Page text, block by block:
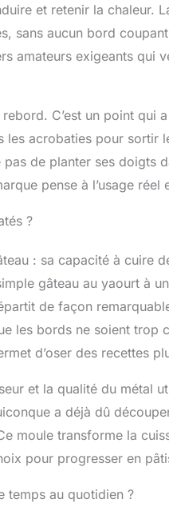
et retenir la chaleur.
sans aucun bord
amateurs exigeants qui
C’est un point
les acrobaties pour
de planter ses doigts
pense à l’usage
?
: sa capacité à cuire
gâteau au yaourt à
de façon
les bords ne soient trop
d’oser des recettes
et la qualité du métal
a déjà dû
moule transforme la
pour progresser en
temps au quotidien ?